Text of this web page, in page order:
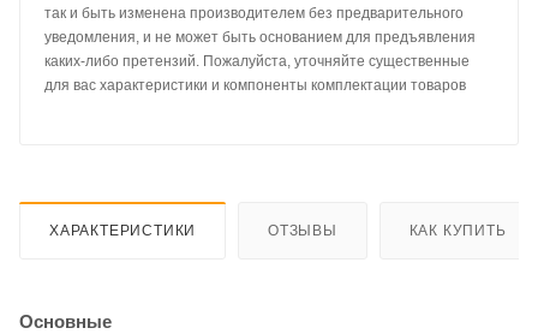
так и быть изменена производителем без предварительного
уведомления, и не может быть основанием для предъявления
каких-либо претензий. Пожалуйста, уточняйте существенные
для вас характеристики и компоненты комплектации товаров
ХАРАКТЕРИСТИКИ ОТЗЫВЫ КАК КУПИТЬ
Основные